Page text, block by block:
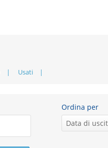
Usati
Ordina per